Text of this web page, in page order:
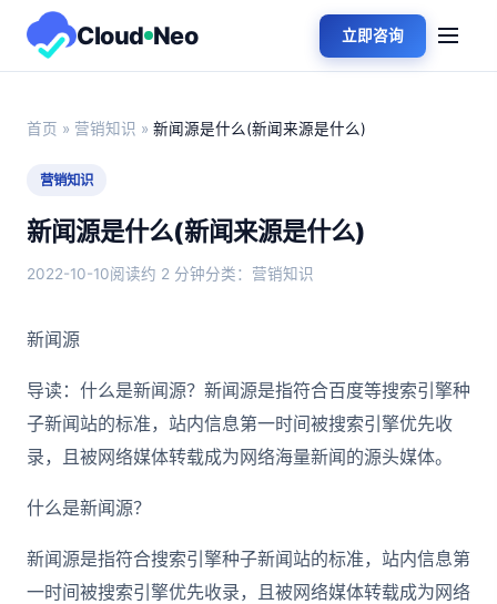
Cloud Neo 立即咨询
首页 » 营销知识 » 新闻源是什么(新闻来源是什么)
营销知识
新闻源是什么(新闻来源是什么)
2022-10-10阅读约 2 分钟分类：营销知识
新闻源
导读：什么是新闻源？新闻源是指符合百度等搜索引擎种
子新闻站的标准，站内信息第一时间被搜索引擎优先收
录，且被网络媒体转载成为网络海量新闻的源头媒体。
什么是新闻源？
新闻源是指符合搜索引擎种子新闻站的标准，站内信息第
一时间被搜索引擎优先收录，且被网络媒体转载成为网络